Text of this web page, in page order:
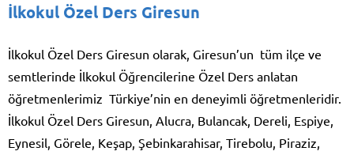
İlkokul Özel Ders Giresun
İlkokul Özel Ders Giresun olarak, Giresun’un tüm ilçe ve
semtlerinde İlkokul Öğrencilerine Özel Ders anlatan
öğretmenlerimiz Türkiye’nin en deneyimli öğretmenleridir.
İlkokul Özel Ders Giresun, Alucra, Bulancak, Dereli, Espiye,
Eynesil, Görele, Keşap, Şebinkarahisar, Tirebolu, Piraziz,